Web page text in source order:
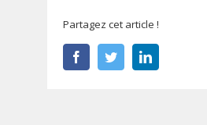
Partagez cet article !
FacebookTwitterLinkedIn